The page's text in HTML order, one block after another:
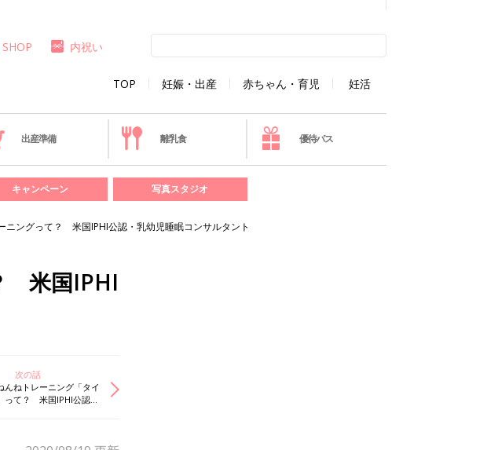
TOP 妊娠・出産 赤ちゃん・育児 妊活
SHOP 内祝い
出産準備 離乳食 優待パス
キャンペーン 写真スタジオ
ニングって？ 米国IPHI公認・乳幼児睡眠コンサルタント
米国IPHI
次の話
んねトレーニング「タイ
って？ 米国IPHI公認・